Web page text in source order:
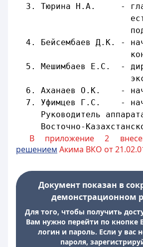
3. Тюрина Н.А.     -
естественных
поддержке
4. Бейсембаев Д.К. -
контроля
5. Мешимбаев Е.С.  -
экспертизы и
6. Аханаев О.К.    -
7. Уфимцев Г.С.    -
Руководитель
Восточно-
В приложение 2
решением Акима ВКО от
Документ показан в
демонстрационном
Для того, чтобы получить
Вам нужно перейти по кнопке
логин и пароль. Если у вас
пароля,